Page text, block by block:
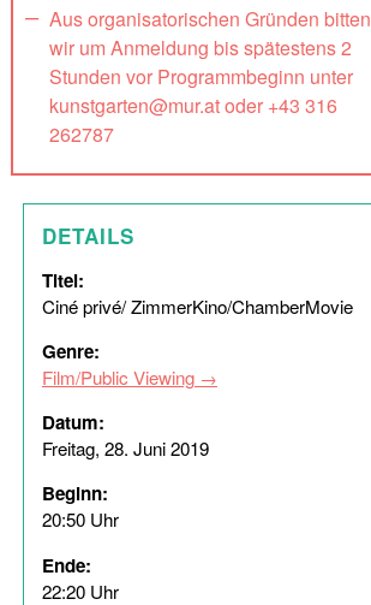
Aus organisatorischen Gründen bitten
wir um Anmeldung bis spätestens 2
Stunden vor Programmbeginn unter
kunstgarten@mur.at oder +43 316
262787
DETAILS
Titel:
Ciné privé/ ZimmerKino/ChamberMovie
Genre:
Film/Public Viewing
Datum:
Freitag, 28. Juni 2019
Beginn:
20:50 Uhr
Ende:
22:20 Uhr